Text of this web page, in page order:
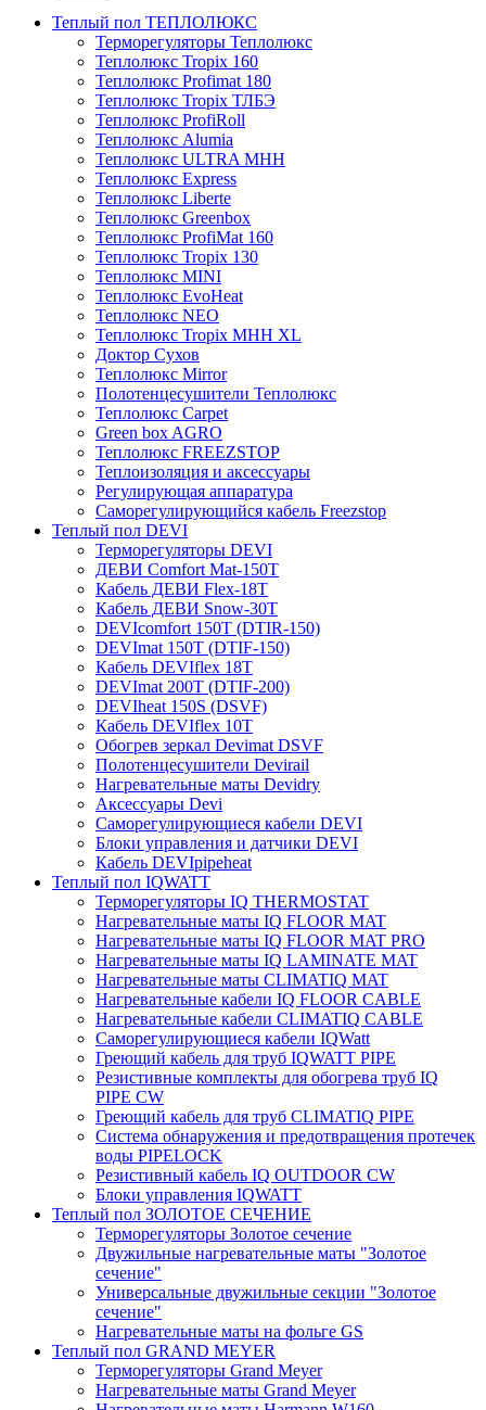
Теплый пол ТЕПЛОЛЮКС
Терморегуляторы Теплолюкс
Теплолюкс Tropix 160
Теплолюкс Profimat 180
Теплолюкс Tropix ТЛБЭ
Теплолюкс ProfiRoll
Теплолюкс Alumia
Теплолюкс ULTRA МНН
Теплолюкс Express
Теплолюкс Liberte
Теплолюкс Greenbox
Теплолюкс ProfiMat 160
Теплолюкс Tropix 130
Теплолюкс MINI
Теплолюкс EvoHeat
Теплолюкс NEO
Теплолюкс Tropix МНН XL
Доктор Сухов
Теплолюкс Mirror
Полотенцесушители Теплолюкс
Теплолюкс Carpet
Green box AGRO
Теплолюкс FREEZSTOP
Теплоизоляция и аксессуары
Регулирующая аппаратура
Cаморегулирующийся кабель Freezstop
Теплый пол DEVI
Терморегуляторы DEVI
ДЕВИ Comfort Mat-150T
Кабель ДЕВИ Flex-18T
Кабель ДЕВИ Snow-30T
DEVIcomfort 150T (DTIR-150)
DEVImat 150T (DTIF-150)
Кабель DEVIflex 18T
DEVImat 200T (DTIF-200)
DEVIheat 150S (DSVF)
Кабель DEVIflex 10T
Обогрев зеркал Devimat DSVF
Полотенцесушители Devirail
Нагревательные маты Devidry
Аксессуары Devi
Саморегулирующиеся кабели DEVI
Блоки управления и датчики DEVI
Кабель DEVIpipeheat
Теплый пол IQWATT
Терморегуляторы IQ THERMOSTAT
Нагревательные маты IQ FLOOR MAT
Нагревательные маты IQ FLOOR MAT PRO
Нагревательные маты IQ LAMINATE MAT
Нагревательные маты CLIMATIQ MAT
Нагревательные кабели IQ FLOOR CABLE
Нагревательные кабели CLIMATIQ CABLE
Саморегулирующиеся кабели IQWatt
Греющий кабель для труб IQWATT PIPE
Резистивные комплекты для обогрева труб IQ
PIPE CW
Греющий кабель для труб CLIMATIQ PIPE
Система обнаружения и предотвращения протечек
воды PIPELOCK
Резистивный кабель IQ OUTDOOR CW
Блоки управления IQWATT
Теплый пол ЗОЛОТОЕ СЕЧЕНИЕ
Терморегуляторы Золотое сечение
Двужильные нагревательные маты "Золотое
сечение"
Универсальные двужильные секции "Золотое
сечение"
Нагревательные маты на фольге GS
Теплый пол GRAND MEYER
Терморегуляторы Grand Meyer
Нагревательные маты Grand Meyer